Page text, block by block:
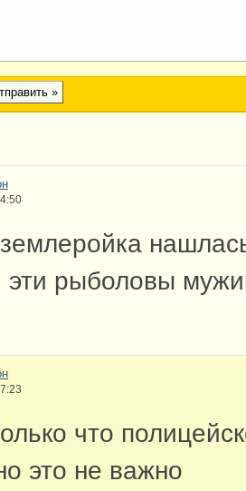
эти рыболовы
что
это не важно